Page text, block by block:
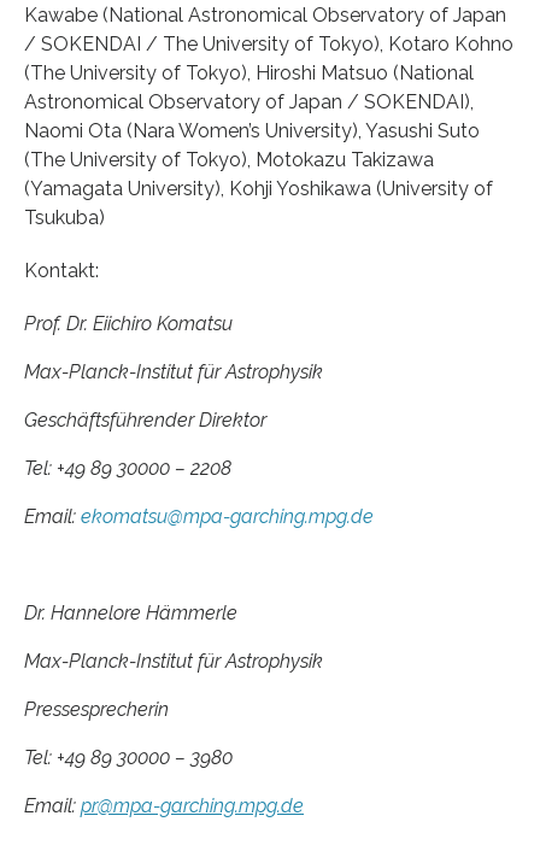
Kawabe (National Astronomical Observatory of Japan
/ SOKENDAI / The University of Tokyo), Kotaro Kohno
(The University of Tokyo), Hiroshi Matsuo (National
Astronomical Observatory of Japan / SOKENDAI),
Naomi Ota (Nara Women’s University), Yasushi Suto
(The University of Tokyo), Motokazu Takizawa
(Yamagata University), Kohji Yoshikawa (University of
Tsukuba)
Kontakt:
Prof. Dr. Eiichiro Komatsu
Max-Planck-Institut für Astrophysik
Geschäftsführender Direktor
Tel: +49 89 30000 – 2208
Email: ekomatsu@mpa-garching.mpg.de
Dr. Hannelore Hämmerle
Max-Planck-Institut für Astrophysik
Pressesprecherin
Tel: +49 89 30000 – 3980
Email: pr@mpa-garching.mpg.de